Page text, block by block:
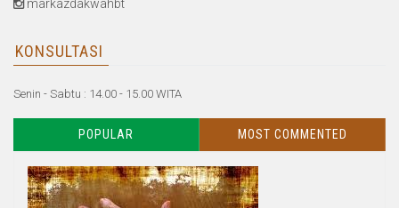
markazdakwahbt
KONSULTASI
Senin - Sabtu : 14.00 - 15.00 WITA
POPULAR MOST COMMENTED